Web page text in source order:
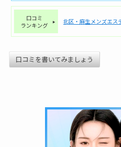
口コミ
ランキング
北区・麻生メンズエス
口コミを書いてみましょう